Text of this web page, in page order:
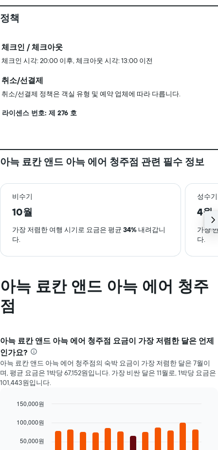
정책
체크인 / 체크아웃
체크인 시각: 20:00 이후, 체크아웃 시각: 13:00 이전
취소/선결제
취소/선결제 정책은 객실 유형 및 예약 업체에 따라 다릅니다.
라이센스 번호: 제 276 호
아늑 료칸 앤드 아늑 에어 청주점 관련 필수 정보
비수기 성수기
10월 4월
가장 저렴한 여행 시기로 요금은 평균 34% 내려갑니
다.
가장
다.
아늑 료칸 앤드 아늑 에어 청주
점
아늑 료칸 앤드 아늑 에어 청주점 요금이 가장 저렴한 달은 언제
인가요?
아늑 료칸 앤드 아늑 에어 청주점의 숙박 요금이 가장 저렴한 달은 7월이
며, 평균 요금은 1박당 67,152원입니다. 가장 비싼 달은 11월로, 1박당 요금은
101,443원입니다.
chart
bars.
graphic.
50,000원
100,000원
150,000원